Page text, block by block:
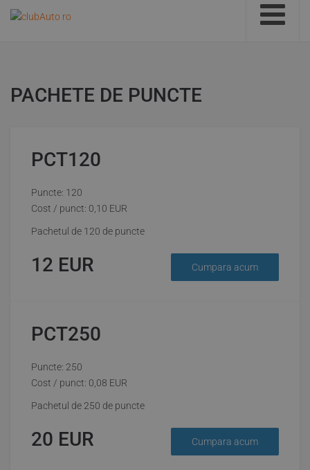
PACHETE DE PUNCTE
PCT120
Puncte: 120
Cost / punct: 0,10 EUR
Pachetul de 120 de puncte
12 EUR Cumpara acum
PCT250
Puncte: 250
Cost / punct: 0,08 EUR
Pachetul de 250 de puncte
20 EUR Cumpara acum